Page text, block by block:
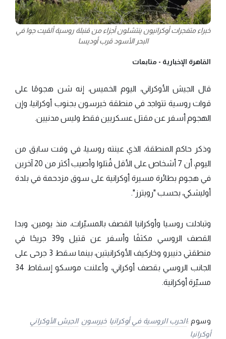
خبراء متفجرات أوكرانيون ينتشلون أجزاء من قنبلة روسية ألقيت جوا في
البحر الأسود قرب أوديسا
القاهرة الإخبارية - متابعات
قال الجيش الأوكراني، اليوم الخميس، إنه شن هجومًا على
قوات روسية تتواجد في منطقة خيرسون بجنوب أوكرانيا، وإن
الهجوم أسفر عن مقتل عسكريين فقط وليس مدنيين.
وذكر حاكم المنطقة، الذي عينته روسيا، في وقت سابق من
اليوم، أن 7 أشخاص على الأقل قُتلوا وأصيب أكثر من 20 آخرين
في هجوم بطائرة مسيرة أوكرانية على سوق مزدحمة في بلدة
أوليشكي، بحسب "رويترز".
وتبادلت روسيا وأوكرانيا القصف بالمسيّرات، منذ يومين، وبدا
القصف الروسي مكثفًا وأسفر عن قتيل و39 جريحًا في
منطقتي دنيبرو وخاركيف الأوكرانيتين، بينما سقط 3 جرحى على
الجانب الروسي بقصف أوكراني، وأعلنت موسكو إسقاط 34
مسيّرة أوكرانية.
وسوم :الحرب الروسية في أوكرانيا خيرسون الجيش الأوكراني
أوكرانيا